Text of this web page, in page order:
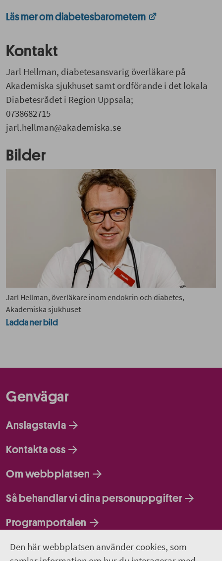
Den här webbplatsen använder cookies, som
Läs mer om diabetesbarometern
Kontakt
Jarl Hellman, diabetesansvarig överläkare på
Akademiska sjukhuset samt ordförande i det lokala
Diabetesrådet i Region Uppsala;
0738682715
jarl.hellman@akademiska.se
Bilder
Jarl Hellman, överläkare inom endokrin och diabetes,
Akademiska sjukhuset
Ladda ner bild
Genvägar
Anslagstavla
Kontakta oss
Om webbplatsen
Så behandlar vi dina personuppgifter
Programportalen
Följ oss